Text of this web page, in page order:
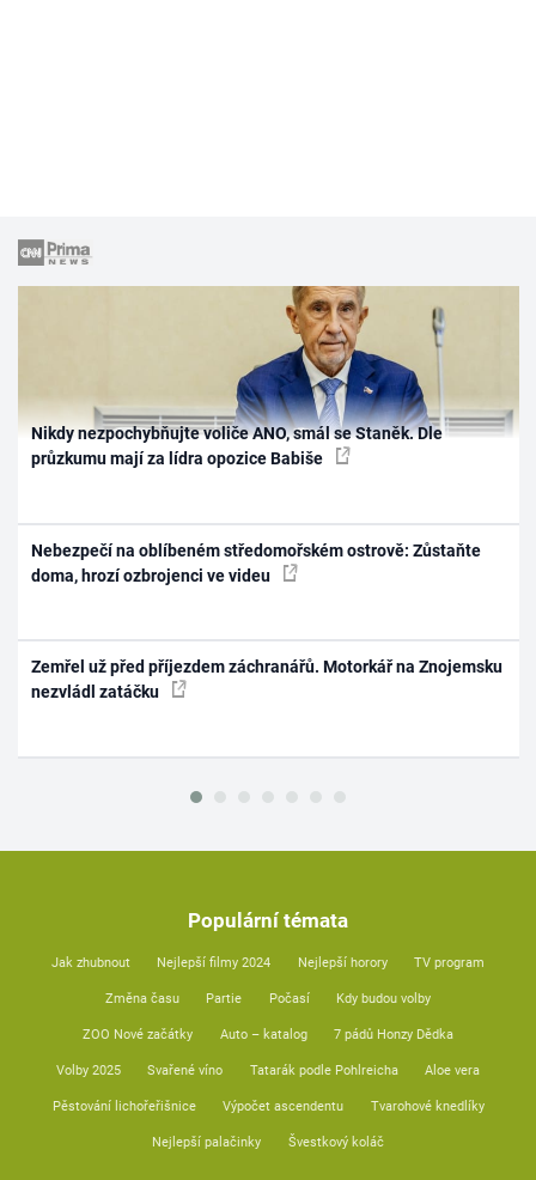
Nikdy nezpochybňujte voliče ANO, smál se Staněk. Dle
průzkumu mají za lídra opozice Babiše
Nebezpečí na oblíbeném středomořském ostrově: Zůstaňte
doma, hrozí ozbrojenci ve videu
Zemřel už před příjezdem záchranářů. Motorkář na Znojemsku
nezvládl zatáčku
Populární témata
Jak zhubnout Nejlepší filmy 2024 Nejlepší horory TV program
Změna času Partie Počasí Kdy budou volby
ZOO Nové začátky Auto – katalog 7 pádů Honzy Dědka
Volby 2025 Svařené víno Tatarák podle Pohlreicha Aloe vera
Pěstování lichořeřišnice Výpočet ascendentu Tvarohové knedlíky
Nejlepší palačinky Švestkový koláč